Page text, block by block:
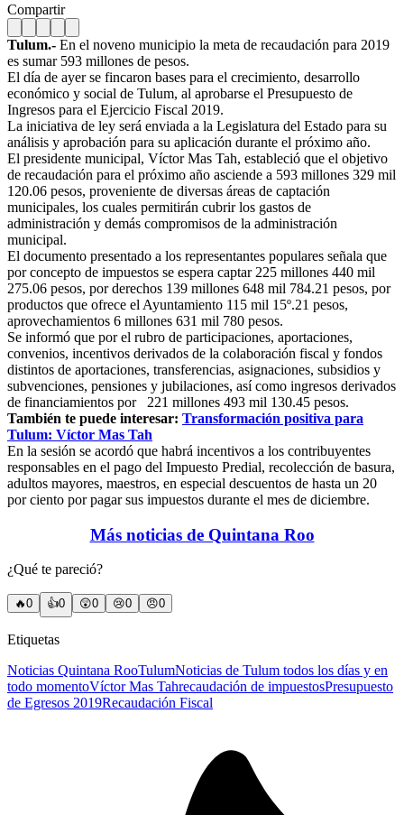
Compartir
Tulum.- En el noveno municipio la meta de recaudación para 2019
es sumar 593 millones de pesos.
El día de ayer se fincaron bases para el crecimiento, desarrollo
económico y social de Tulum, al aprobarse el Presupuesto de
Ingresos para el Ejercicio Fiscal 2019.
La iniciativa de ley será enviada a la Legislatura del Estado para su
análisis y aprobación para su aplicación durante el próximo año.
El presidente municipal, Víctor Mas Tah, estableció que el objetivo
de recaudación para el próximo año asciende a 593 millones 329 mil
120.06 pesos, proveniente de diversas áreas de captación
municipales, los cuales permitirán cubrir los gastos de
administración y demás compromisos de la administración
municipal.
El documento presentado a los representantes populares señala que
por concepto de impuestos se espera captar 225 millones 440 mil
275.06 pesos, por derechos 139 millones 648 mil 784.21 pesos, por
productos que ofrece el Ayuntamiento 115 mil 15º.21 pesos,
aprovechamientos 6 millones 631 mil 780 pesos.
Se informó que por el rubro de participaciones, aportaciones,
convenios, incentivos derivados de la colaboración fiscal y fondos
distintos de aportaciones, transferencias, asignaciones, subsidios y
subvenciones, pensiones y jubilaciones, así como ingresos derivados
de financiamientos por 221 millones 493 mil 130.45 pesos.
También te puede interesar: Transformación positiva para
Tulum: Víctor Mas Tah
En la sesión se acordó que habrá incentivos a los contribuyentes
responsables en el pago del Impuesto Predial, recolección de basura,
adultos mayores, maestros, en especial descuentos de hasta un 20
por ciento por pagar sus impuestos durante el mes de diciembre.
Más noticias de Quintana Roo
¿Qué te pareció?
🔥0 👍0 😲0 😢0 😠0
Etiquetas
Noticias Quintana RooTulumNoticias de Tulum todos los días y en
todo momentoVíctor Mas Tahrecaudación de impuestosPresupuesto
de Egresos 2019Recaudación Fiscal